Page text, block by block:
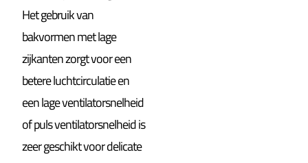
Het gebruik van
bakvormen met lage
zijkanten zorgt voor een
betere luchtcirculatie en
een lage ventilatorsnelheid
of puls ventilatorsnelheid is
zeer geschikt voor delicate